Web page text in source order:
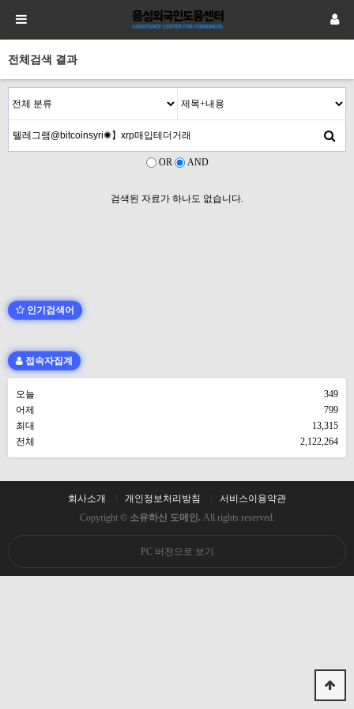
전체검색 결과
OR AND
검색된 자료가 하나도 없습니다.
인기검색어
접속자집계
오늘
349
어제
799
최대
13,315
전체
2,122,264
회사소개 개인정보처리방침
서비스이용약관
Copyright © 소유하신 도메인. All rights reserved.
PC 버전으로 보기